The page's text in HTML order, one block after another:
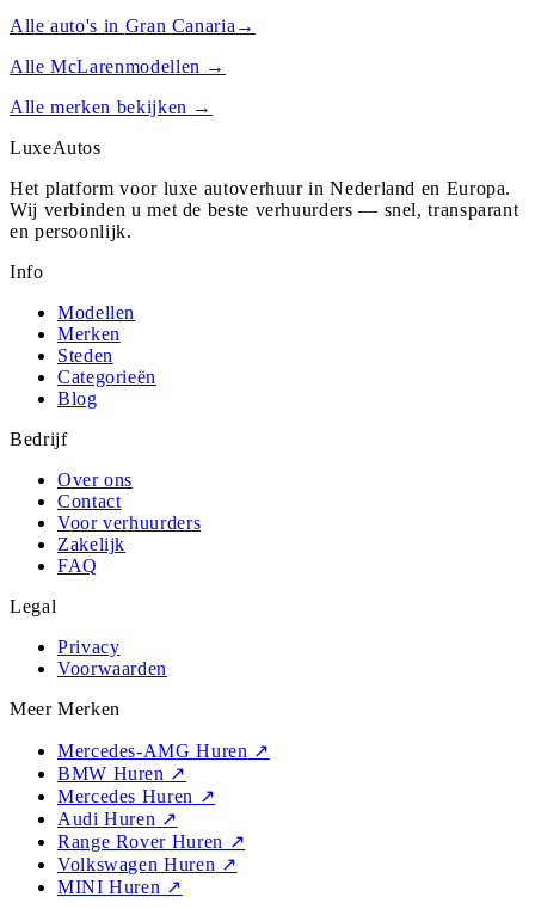
Alle auto's in Gran Canaria→
AlleMcLarenmodellen →
Alle merken bekijken →
LuxeAutos
Het platform voor luxe autoverhuur in Nederland en Europa.
Wij verbinden u met de beste verhuurders — snel, transparant
en persoonlijk.
Info
Modellen
Merken
Steden
Categorieën
Blog
Bedrijf
Over ons
Contact
Voor verhuurders
Zakelijk
FAQ
Legal
Privacy
Voorwaarden
Meer Merken
Mercedes-AMG Huren ↗
BMW Huren ↗
Mercedes Huren ↗
Audi Huren ↗
Range Rover Huren ↗
Volkswagen Huren ↗
MINI Huren ↗